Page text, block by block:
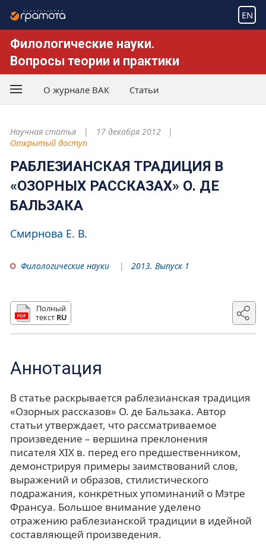
EN
Филологические науки.
Вопросы теории и практики
О журнале ВАК Статьи
Научная статья
17 декабря 2012
Открытый доступ
РАБЛЕЗИАНСКАЯ ТРАДИЦИЯ В
«ОЗОРНЫХ РАССКАЗАХ» О. ДЕ
БАЛЬЗАКА
Смирнова Е. В.
Филологические науки 2013. Выпуск 1
Полный
текст RU
Аннотация
В статье раскрывается раблезианская традиция
«Озорных рассказов» О. де Бальзака. Автор
статьи утверждает, что рассматриваемое
произведение – вершина преклонения
писателя XIX в. перед его предшественником,
демонстрируя примеры заимствований слов,
выражений и образов, стилистического
подражания, конкретных упоминаний о Мэтре
Франсуа. Большое внимание уделено
отражению раблезианской традиции в идейной
составляющей произведения.